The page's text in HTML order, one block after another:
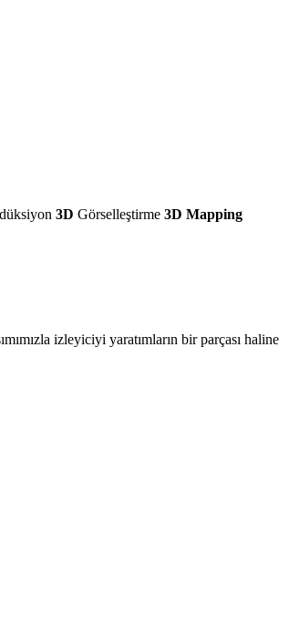
3D Görselleştirme 3D Mapping
izleyiciyi yaratımların bir parçası haline